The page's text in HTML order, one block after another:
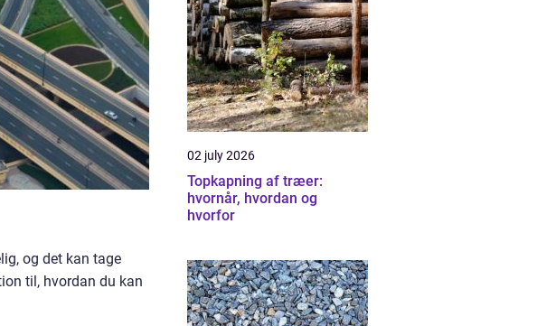
og det kan tage
til, hvordan du kan
02 july 2026
Topkapning af træer:
hvornår, hvordan og
hvorfor